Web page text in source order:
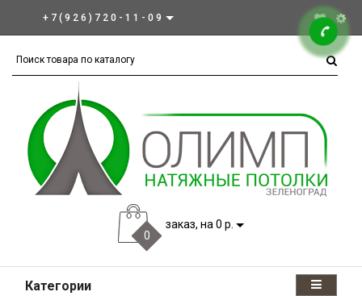
+7(926)720-11-09
0
заказ, на 0 р.
Категории